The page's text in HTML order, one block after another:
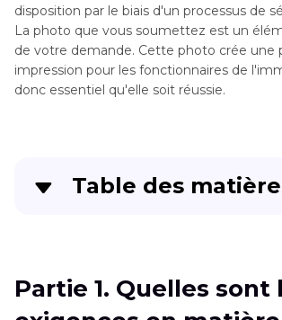
disposition par le biais d'un processus de
La photo que vous soumettez est un
de votre demande. Cette photo crée une
impression pour les fonctionnaires de
donc essentiel qu'elle soit réussie.
Table des
Partie 2. Différence entre la Loterie
Partie 1. Quelles sont